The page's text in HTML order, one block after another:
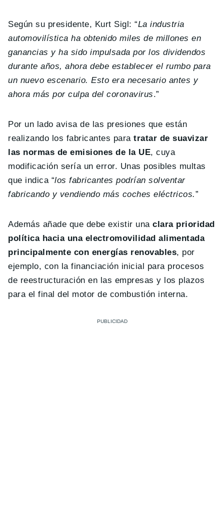
Según su presidente, Kurt Sigl: “La industria
automovilística ha obtenido miles de millones en
ganancias y ha sido impulsada por los dividendos
durante años, ahora debe establecer el rumbo para
un nuevo escenario. Esto era necesario antes y
ahora más por culpa del coronavirus.”
Por un lado avisa de las presiones que están
realizando los fabricantes paratratar de suavizar
las normas de emisiones de la UE, cuya
modificación sería un error. Unas posibles multas
que indica “los fabricantes podrían solventar
fabricando y vendiendo más coches eléctricos.”
Además añade que debe existir unaclara prioridad
política hacia una electromovilidad alimentada
principalmente con energías renovables, por
ejemplo, con la financiación inicial para procesos
de reestructuración en las empresas y los plazos
para el final del motor de combustión interna.